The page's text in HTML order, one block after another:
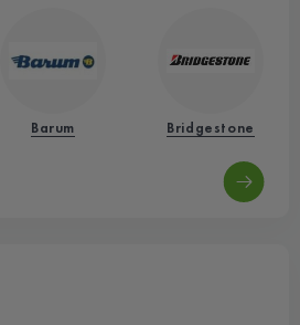
Barum Bridgestone